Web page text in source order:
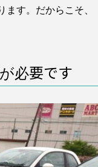
す。だからこそ、
必要です